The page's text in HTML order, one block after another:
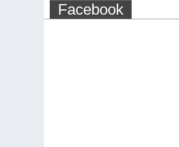
Facebook